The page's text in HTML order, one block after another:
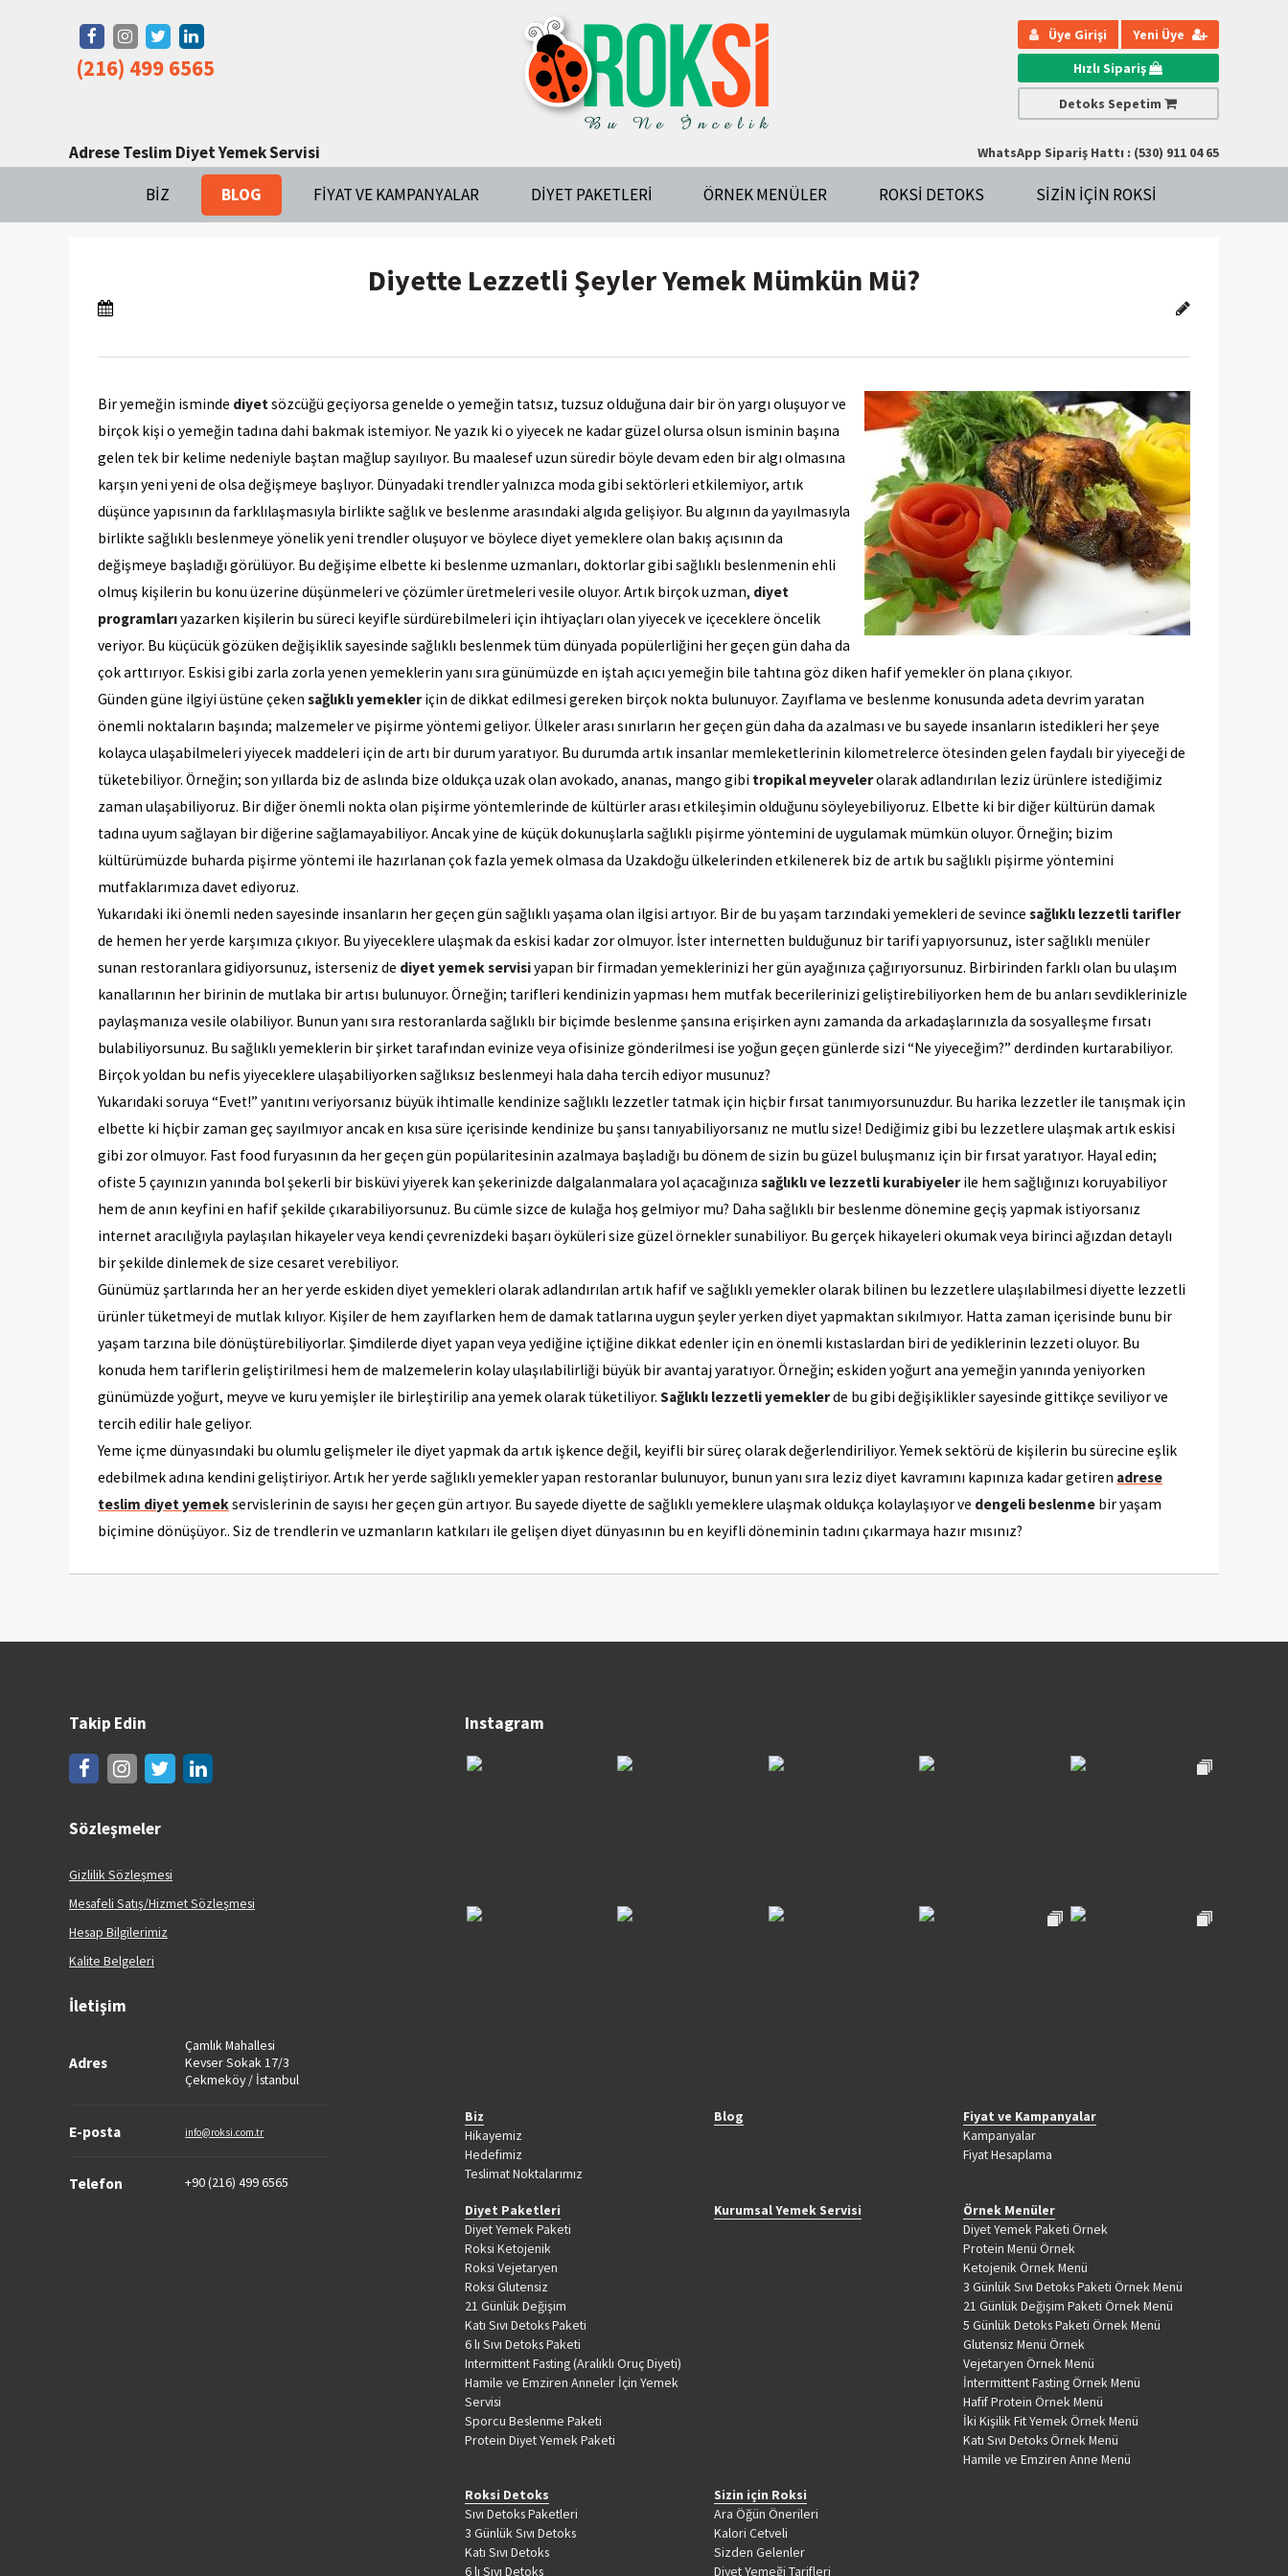
Adrese Teslim Diyet Yemek Servisi WhatsApp Sipariş Hattı : (530) 911 04 65
(216) 499 6565
Üye Girişi
Yeni Üye
Hızlı Sipariş
Detoks Sepetim
BIZ BLOG FIYAT VE KAMPANYALAR DIYET PAKETLERI ÖRNEK MENÜLER ROKSI DETOKS SIZIN IÇIN ROKSI
Diyette Lezzetli Şeyler Yemek Mümkün Mü?
Bir yemeğin isminde diyet sözcüğü geçiyorsa genelde o yemeğin tatsız, tuzsuz olduğuna dair bir ön yargı oluşuyor ve
birçok kişi o yemeğin tadına dahi bakmak istemiyor. Ne yazık ki o yiyecek ne kadar güzel olursa olsun isminin başına
gelen tek bir kelime nedeniyle baştan mağlup sayılıyor. Bu maalesef uzun süredir böyle devam eden bir algı olmasına
karşın yeni yeni de olsa değişmeye başlıyor. Dünyadaki trendler yalnızca moda gibi sektörleri etkilemiyor, artık
düşünce yapısının da farklılaşmasıyla birlikte sağlık ve beslenme arasındaki algıda gelişiyor. Bu algının da yayılmasıyla
birlikte sağlıklı beslenmeye yönelik yeni trendler oluşuyor ve böylece diyet yemeklere olan bakış açısının da
değişmeye başladığı görülüyor. Bu değişime elbette ki beslenme uzmanları, doktorlar gibi sağlıklı beslenmenin ehli
olmuş kişilerin bu konu üzerine düşünmeleri ve çözümler üretmeleri vesile oluyor. Artık birçok uzman, diyet
programlarıyazarken kişilerin bu süreci keyifle sürdürebilmeleri için ihtiyaçları olan yiyecek ve içeceklere öncelik
veriyor. Bu küçücük gözüken değişiklik sayesinde sağlıklı beslenmek tüm dünyada popülerliğini her geçen gün daha da
çok arttırıyor. Eskisi gibi zarla zorla yenen yemeklerin yanı sıra günümüzde en iştah açıcı yemeğin bile tahtına göz diken hafif yemekler ön plana çıkıyor.
Günden güne ilgiyi üstüne çekensağlıklı yemekleriçin de dikkat edilmesi gereken birçok nokta bulunuyor. Zayıflama ve beslenme konusunda adeta devrim yaratan
önemli noktaların başında; malzemeler ve pişirme yöntemi geliyor. Ülkeler arası sınırların her geçen gün daha da azalması ve bu sayede insanların istedikleri her şeye
kolayca ulaşabilmeleri yiyecek maddeleri için de artı bir durum yaratıyor. Bu durumda artık insanlar memleketlerinin kilometrelerce ötesinden gelen faydalı bir yiyeceği de
tüketebiliyor. Örneğin; son yıllarda biz de aslında bize oldukça uzak olan avokado, ananas, mango gibi tropikal meyvelerolarak adlandırılan leziz ürünlere istediğimiz
zaman ulaşabiliyoruz. Bir diğer önemli nokta olan pişirme yöntemlerinde de kültürler arası etkileşimin olduğunu söyleyebiliyoruz. Elbette ki bir diğer kültürün damak
tadına uyum sağlayan bir diğerine sağlamayabiliyor. Ancak yine de küçük dokunuşlarla sağlıklı pişirme yöntemini de uygulamak mümkün oluyor. Örneğin; bizim
kültürümüzde buharda pişirme yöntemi ile hazırlanan çok fazla yemek olmasa da Uzakdoğu ülkelerinden etkilenerek biz de artık bu sağlıklı pişirme yöntemini
mutfaklarımıza davet ediyoruz.
Yukarıdaki iki önemli neden sayesinde insanların her geçen gün sağlıklı yaşama olan ilgisi artıyor. Bir de bu yaşam tarzındaki yemekleri de sevincesağlıklı lezzetli tarifler
de hemen her yerde karşımıza çıkıyor. Bu yiyeceklere ulaşmak da eskisi kadar zor olmuyor. İster internetten bulduğunuz bir tarifi yapıyorsunuz, ister sağlıklı menüler
sunan restoranlara gidiyorsunuz, isterseniz de diyet yemek servisiyapan bir firmadan yemeklerinizi her gün ayağınıza çağırıyorsunuz. Birbirinden farklı olan bu ulaşım
kanallarının her birinin de mutlaka bir artısı bulunuyor. Örneğin; tarifleri kendinizin yapması hem mutfak becerilerinizi geliştirebiliyorken hem de bu anları sevdiklerinizle
paylaşmanıza vesile olabiliyor. Bunun yanı sıra restoranlarda sağlıklı bir biçimde beslenme şansına erişirken aynı zamanda da arkadaşlarınızla da sosyalleşme fırsatı
bulabiliyorsunuz. Bu sağlıklı yemeklerin bir şirket tarafından evinize veya ofisinize gönderilmesi ise yoğun geçen günlerde sizi “Ne yiyeceğim?” derdinden kurtarabiliyor.
Birçok yoldan bu nefis yiyeceklere ulaşabiliyorken sağlıksız beslenmeyi hala daha tercih ediyor musunuz?
Yukarıdaki soruya “Evet!” yanıtını veriyorsanız büyük ihtimalle kendinize sağlıklı lezzetler tatmak için hiçbir fırsat tanımıyorsunuzdur. Bu harika lezzetler ile tanışmak için
elbette ki hiçbir zaman geç sayılmıyor ancak en kısa süre içerisinde kendinize bu şansı tanıyabiliyorsanız ne mutlu size! Dediğimiz gibi bu lezzetlere ulaşmak artık eskisi
gibi zor olmuyor. Fast food furyasının da her geçen gün popülaritesinin azalmaya başladığı bu dönem de sizin bu güzel buluşmanız için bir fırsat yaratıyor. Hayal edin;
ofiste 5 çayınızın yanında bol şekerli bir bisküvi yiyerek kan şekerinizde dalgalanmalara yol açacağınızasağlıklı ve lezzetli kurabiyelerile hem sağlığınızı koruyabiliyor
hem de anın keyfini en hafif şekilde çıkarabiliyorsunuz. Bu cümle sizce de kulağa hoş gelmiyor mu? Daha sağlıklı bir beslenme dönemine geçiş yapmak istiyorsanız
internet aracılığıyla paylaşılan hikayeler veya kendi çevrenizdeki başarı öyküleri size güzel örnekler sunabiliyor. Bu gerçek hikayeleri okumak veya birinci ağızdan detaylı
bir şekilde dinlemek de size cesaret verebiliyor.
Günümüz şartlarında her an her yerde eskiden diyet yemekleri olarak adlandırılan artık hafif ve sağlıklı yemekler olarak bilinen bu lezzetlere ulaşılabilmesi diyette lezzetli
ürünler tüketmeyi de mutlak kılıyor. Kişiler de hem zayıflarken hem de damak tatlarına uygun şeyler yerken diyet yapmaktan sıkılmıyor. Hatta zaman içerisinde bunu bir
yaşam tarzına bile dönüştürebiliyorlar. Şimdilerde diyet yapan veya yediğine içtiğine dikkat edenler için en önemli kıstaslardan biri de yediklerinin lezzeti oluyor. Bu
konuda hem tariflerin geliştirilmesi hem de malzemelerin kolay ulaşılabilirliği büyük bir avantaj yaratıyor. Örneğin; eskiden yoğurt ana yemeğin yanında yeniyorken
günümüzde yoğurt, meyve ve kuru yemişler ile birleştirilip ana yemek olarak tüketiliyor.Sağlıklı lezzetli yemeklerde bu gibi değişiklikler sayesinde gittikçe seviliyor ve
tercih edilir hale geliyor.
Yeme içme dünyasındaki bu olumlu gelişmeler ile diyet yapmak da artık işkence değil, keyifli bir süreç olarak değerlendiriliyor. Yemek sektörü de kişilerin bu sürecine eşlik
edebilmek adına kendini geliştiriyor. Artık her yerde sağlıklı yemekler yapan restoranlar bulunuyor, bunun yanı sıra leziz diyet kavramını kapınıza kadar getiren adrese
teslim diyet yemek servislerinin de sayısı her geçen gün artıyor. Bu sayede diyette de sağlıklı yemeklere ulaşmak oldukça kolaylaşıyor ve dengeli beslenme bir yaşam
biçimine dönüşüyor.. Siz de trendlerin ve uzmanların katkıları ile gelişen diyet dünyasının bu en keyifli döneminin tadını çıkarmaya hazır mısınız?
Takip Edin
Sözleşmeler
Gizlilik Sözleşmesi
Mesafeli Satış/Hizmet Sözleşmesi
Hesap Bilgilerimiz
Kalite Belgeleri
İletişim
Adres
Çamlık Mahallesi
Kevser Sokak 17/3
Çekmeköy / İstanbul
E-posta info@roksi.com.tr
Telefon +90 (216) 499 6565
Instagram
Biz
Hikayemiz
Hedefimiz
Teslimat Noktalarımız
Blog
Fiyat ve Kampanyalar
Kampanyalar
Fiyat Hesaplama
Diyet Paketleri
Diyet Yemek Paketi
Roksi Ketojenik
Roksi Vejetaryen
Roksi Glutensiz
21 Günlük Değişim
Katı Sıvı Detoks Paketi
6 lı Sıvı Detoks Paketi
Intermittent Fasting (Aralıklı Oruç Diyeti)
Hamile ve Emziren Anneler İçin Yemek
Servisi
Sporcu Beslenme Paketi
Protein Diyet Yemek Paketi
Kurumsal Yemek Servisi
Örnek Menüler
Diyet Yemek Paketi Örnek
Protein Menü Örnek
Ketojenik Örnek Menü
3 Günlük Sıvı Detoks Paketi Örnek Menü
21 Günlük Değişim Paketi Örnek Menü
5 Günlük Detoks Paketi Örnek Menü
Glutensiz Menü Örnek
Vejetaryen Örnek Menü
İntermittent Fasting Örnek Menü
Hafif Protein Örnek Menü
İki Kişilik Fit Yemek Örnek Menü
Katı Sıvı Detoks Örnek Menü
Hamile ve Emziren Anne Menü
Roksi Detoks
Sıvı Detoks Paketleri
3 Günlük Sıvı Detoks
Katı Sıvı Detoks
6 lı Sıvı Detoks
Sizin için Roksi
Ara Öğün Önerileri
Kalori Cetveli
Sizden Gelenler
Diyet Yemeği Tarifleri